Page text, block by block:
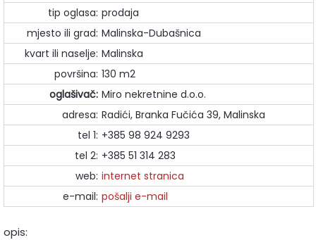
tip oglasa: prodaja
mjesto ili grad: Malinska-Dubašnica
kvart ili naselje: Malinska
površina: 130 m2
oglašivač: Miro nekretnine d.o.o.
adresa: Radići, Branka Fučića 39, Malinska
tel 1: +385 98 924 9293
tel 2: +385 51 314 283
web: internet stranica
e-mail: pošalji e-mail
opis: